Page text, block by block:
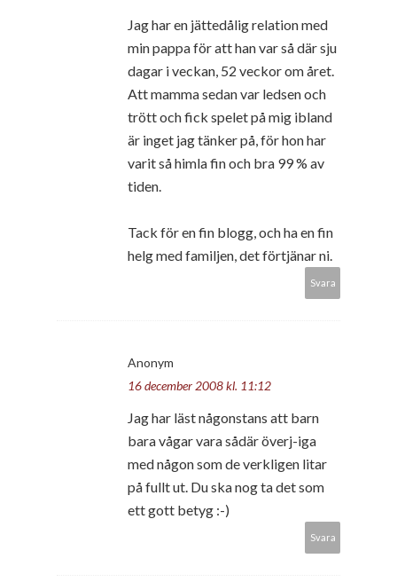
Jag har en jättedålig relation med
min pappa för att han var så där sju
dagar i veckan, 52 veckor om året.
Att mamma sedan var ledsen och
trött och fick spelet på mig ibland
är inget jag tänker på, för hon har
varit så himla fin och bra 99 % av
tiden.
Tack för en fin blogg, och ha en fin
helg med familjen, det förtjänar ni.
Svara
Anonym
16 december 2008 kl. 11:12
Jag har läst någonstans att barn
bara vågar vara sådär överj-iga
med någon som de verkligen litar
på fullt ut. Du ska nog ta det som
ett gott betyg :-)
Svara